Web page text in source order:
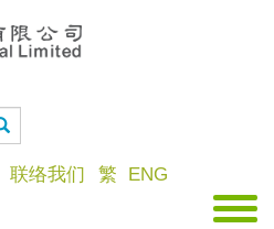
联络我们 繁 ENG